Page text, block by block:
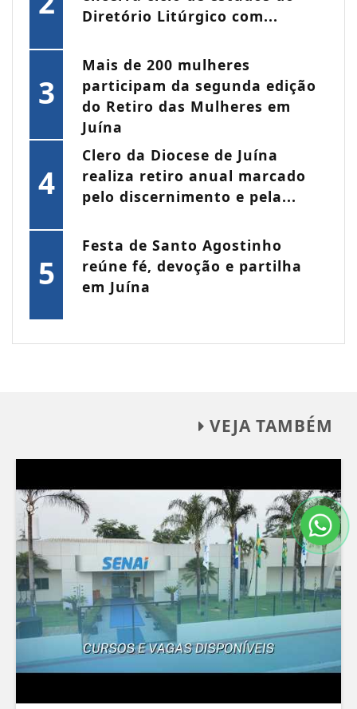
Diretório Litúrgico com...
3
Mais de 200 mulheres
participam da segunda edição
do Retiro das Mulheres em
Juína
4
Clero da Diocese de Juína
realiza retiro anual marcado
pelo discernimento e pela...
5
Festa de Santo Agostinho
reúne fé, devoção e partilha
em Juína
VEJA TAMBÉM